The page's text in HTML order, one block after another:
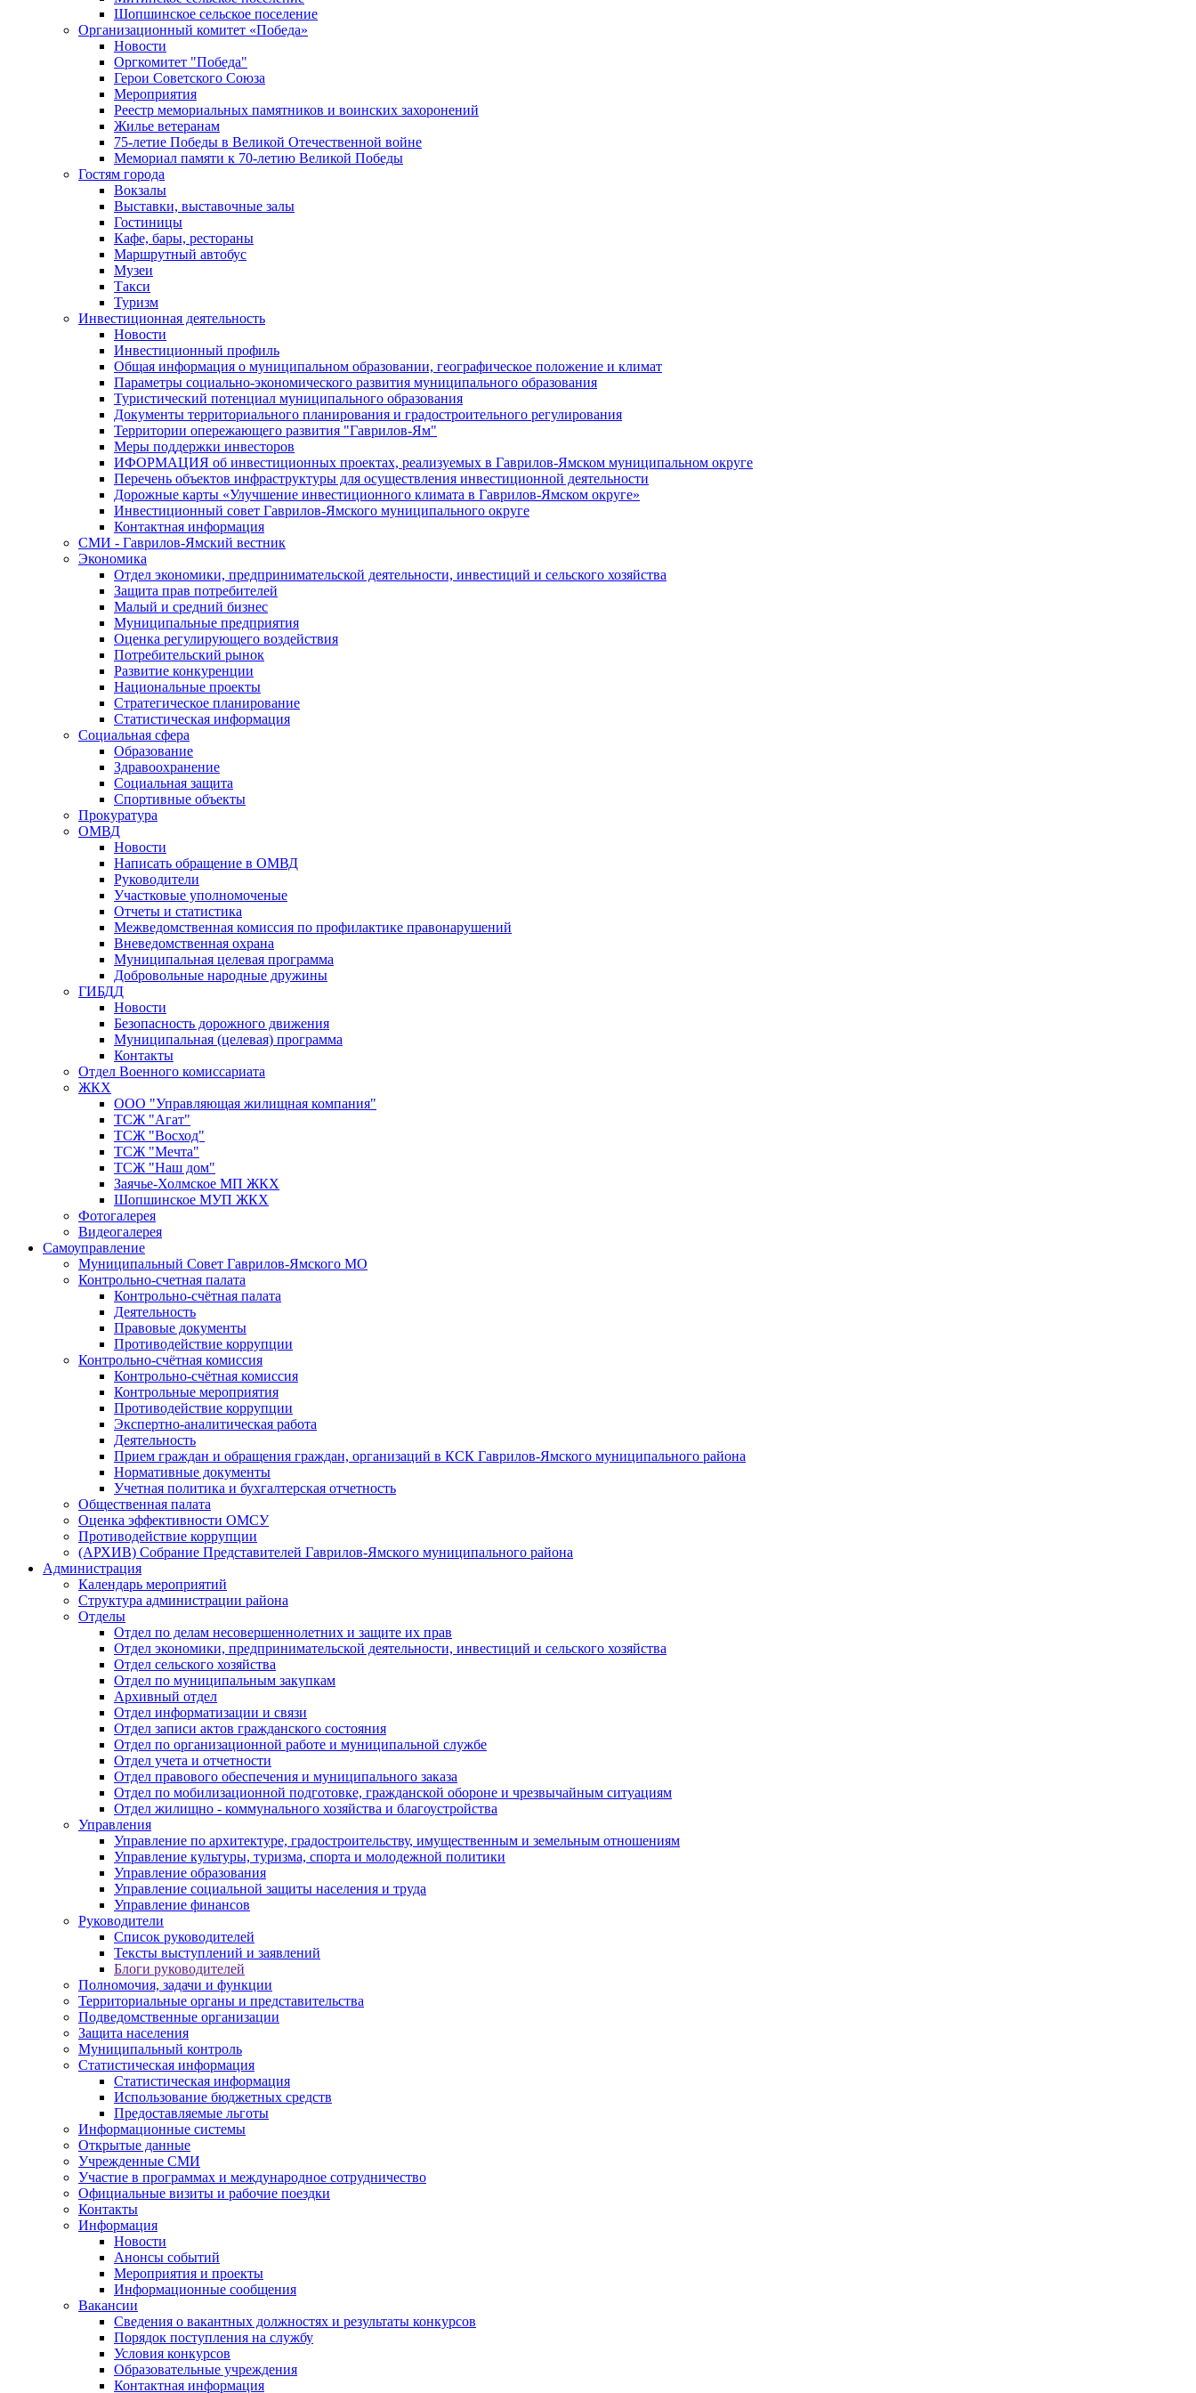
Шопшинское сельское поселение
Организационный комитет «Победа»
Новости
Оргкомитет "Победа"
Герои Советского Союза
Мероприятия
Реестр мемориальных памятников и воинских захоронений
Жилье ветеранам
75-летие Победы в Великой Отечественной войне
Мемориал памяти к 70-летию Великой Победы
Гостям города
Вокзалы
Выставки, выставочные залы
Гостиницы
Кафе, бары, рестораны
Маршрутный автобус
Музеи
Такси
Туризм
Инвестиционная деятельность
Новости
Инвестиционный профиль
Общая информация о муниципальном образовании, географическое положение и климат
Параметры социально-экономического развития муниципального образования
Туристический потенциал муниципального образования
Документы территориального планирования и градостроительного регулирования
Территории опережающего развития "Гаврилов-Ям"
Меры поддержки инвесторов
ИФОРМАЦИЯ об инвестиционных проектах, реализуемых в Гаврилов-Ямском муниципальном округе
Перечень объектов инфраструктуры для осуществления инвестиционной деятельности
Дорожные карты «Улучшение инвестиционного климата в Гаврилов-Ямском округе»
Инвестиционный совет Гаврилов-Ямского муниципального округе
Контактная информация
СМИ - Гаврилов-Ямский вестник
Экономика
Отдел экономики, предпринимательской деятельности, инвестиций и сельского хозяйства
Защита прав потребителей
Малый и средний бизнес
Муниципальные предприятия
Оценка регулирующего воздействия
Потребительский рынок
Развитие конкуренции
Национальные проекты
Стратегическое планирование
Статистическая информация
Социальная сфера
Образование
Здравоохранение
Социальная защита
Спортивные объекты
Прокуратура
ОМВД
Новости
Написать обращение в ОМВД
Руководители
Участковые уполномоченые
Отчеты и статистика
Межведомственная комиссия по профилактике правонарушений
Вневедомственная охрана
Муниципальная целевая программа
Добровольные народные дружины
ГИБДД
Новости
Безопасность дорожного движения
Муниципальная (целевая) программа
Контакты
Отдел Военного комиссариата
ЖКХ
ООО "Управляющая жилищная компания"
ТСЖ "Агат"
ТСЖ "Восход"
ТСЖ "Мечта"
ТСЖ "Наш дом"
Заячье-Холмское МП ЖКХ
Шопшинское МУП ЖКХ
Фотогалерея
Видеогалерея
Самоуправление
Муниципальный Совет Гаврилов-Ямского МО
Контрольно-счетная палата
Контрольно-счётная палата
Деятельность
Правовые документы
Противодействие коррупции
Контрольно-счётная комиссия
Контрольно-счётная комиссия
Контрольные мероприятия
Противодействие коррупции
Экспертно-аналитическая работа
Деятельность
Прием граждан и обращения граждан, организаций в КСК Гаврилов-Ямского муниципального района
Нормативные документы
Учетная политика и бухгалтерская отчетность
Общественная палата
Оценка эффективности ОМСУ
Противодействие коррупции
(АРХИВ) Собрание Представителей Гаврилов-Ямского муниципального района
Администрация
Календарь мероприятий
Структура администрации района
Отделы
Отдел по делам несовершеннолетних и защите их прав
Отдел экономики, предпринимательской деятельности, инвестиций и сельского хозяйства
Отдел сельского хозяйства
Отдел по муниципальным закупкам
Архивный отдел
Отдел информатизации и связи
Отдел записи актов гражданского состояния
Отдел по организационной работе и муниципальной службе
Отдел учета и отчетности
Отдел правового обеспечения и муниципального заказа
Отдел по мобилизационной подготовке, гражданской обороне и чрезвычайным ситуациям
Отдел жилищно - коммунального хозяйства и благоустройства
Управления
Управление по архитектуре, градостроительству, имущественным и земельным отношениям
Управление культуры, туризма, спорта и молодежной политики
Управление образования
Управление социальной защиты населения и труда
Управление финансов
Руководители
Список руководителей
Тексты выступлений и заявлений
Блоги руководителей
Полномочия, задачи и функции
Территориальные органы и представительства
Подведомственные организации
Защита населения
Муниципальный контроль
Статистическая информация
Статистическая информация
Использование бюджетных средств
Предоставляемые льготы
Информационные системы
Открытые данные
Учрежденные СМИ
Участие в программах и международное сотрудничество
Официальные визиты и рабочие поездки
Контакты
Информация
Новости
Анонсы событий
Мероприятия и проекты
Информационные сообщения
Вакансии
Сведения о вакантных должностях и результаты конкурсов
Порядок поступления на службу
Условия конкурсов
Образовательные учреждения
Контактная информация